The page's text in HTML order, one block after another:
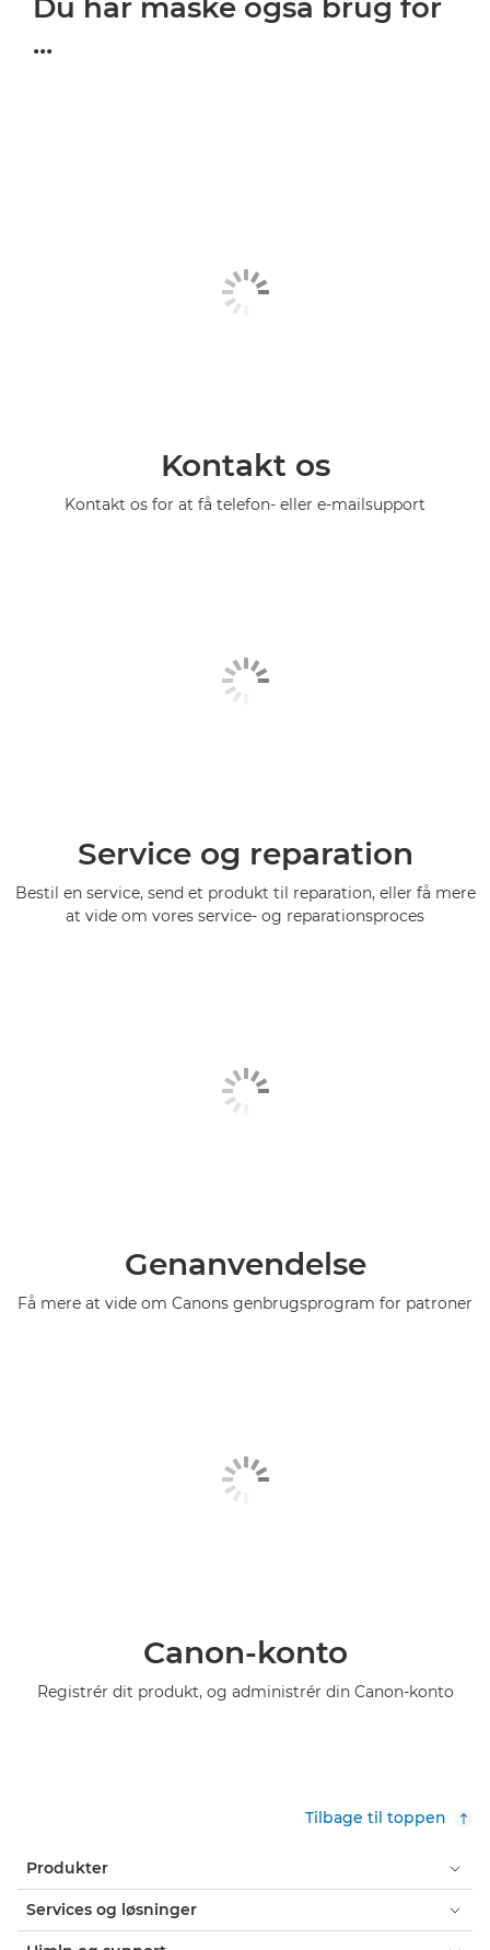
Du har måske også brug for
...
Kontakt os
Kontakt os for at få telefon- eller e-mailsupport
Service og reparation
Bestil en service, send et produkt til reparation, eller få mere
at vide om vores service- og reparationsproces
Genanvendelse
Få mere at vide om Canons genbrugsprogram for patroner
Canon-konto
Registrér dit produkt, og administrér din Canon-konto
Tilbage til toppen
Produkter
Services og løsninger